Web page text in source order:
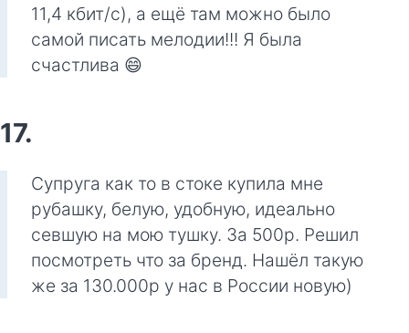
11,4 кбит/с), а ещё там можно было
самой писать мелодии!!! Я была
счастлива 😄
17.
Супруга как то в стоке купила мне
рубашку, белую, удобную, идеально
севшую на мою тушку. За 500р. Решил
посмотреть что за бренд. Нашёл такую
же за 130.000р у нас в России новую)